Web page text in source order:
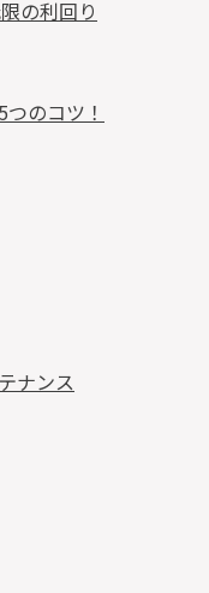
の利回り
のコツ！
ナンス